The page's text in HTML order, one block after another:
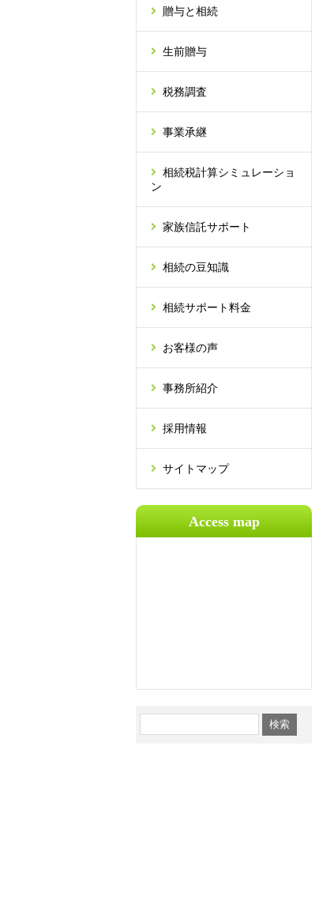
贈与と相続
生前贈与
税務調査
事業承継
相続税計算シミュレーショ
ン
家族信託サポート
相続の豆知識
相続サポート料金
お客様の声
事務所紹介
採用情報
サイトマップ
Access map